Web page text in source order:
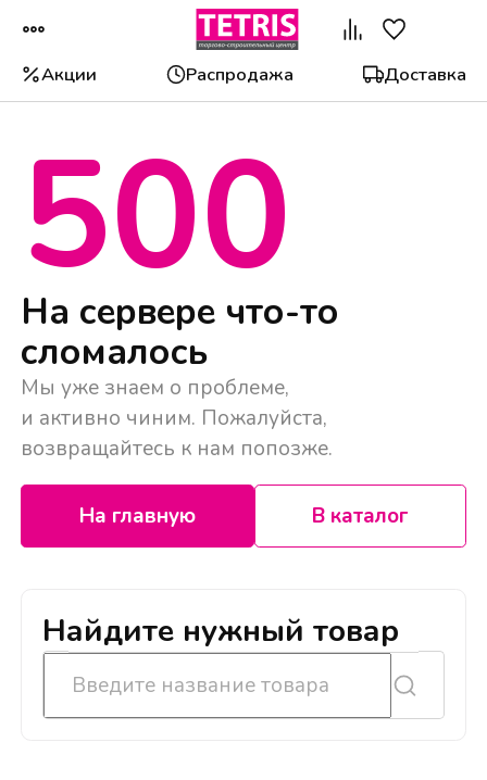
Акции Распродажа Доставка
500
На сервере что-то
сломалось
Мы уже знаем о проблеме,
и активно чиним. Пожалуйста,
возвращайтесь к нам попозже.
На главную В каталог
Найдите нужный товар